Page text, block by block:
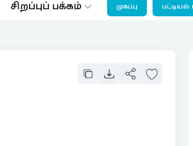
சிறப்புப் பக்கம் முகப்பு